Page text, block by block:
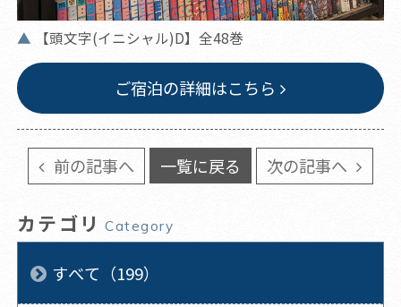
【頭文字(イニシャル)D】全48巻
ご宿泊の詳細はこちら
前の記事へ 一覧に戻る 次の記事へ
カテゴリ Category
すべて（199）